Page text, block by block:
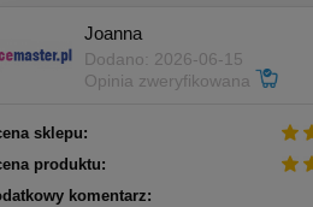
Joanna
Dodano: 2026-06-15
Opinia zweryfikowana
sklepu:
produktu:
komentarz: